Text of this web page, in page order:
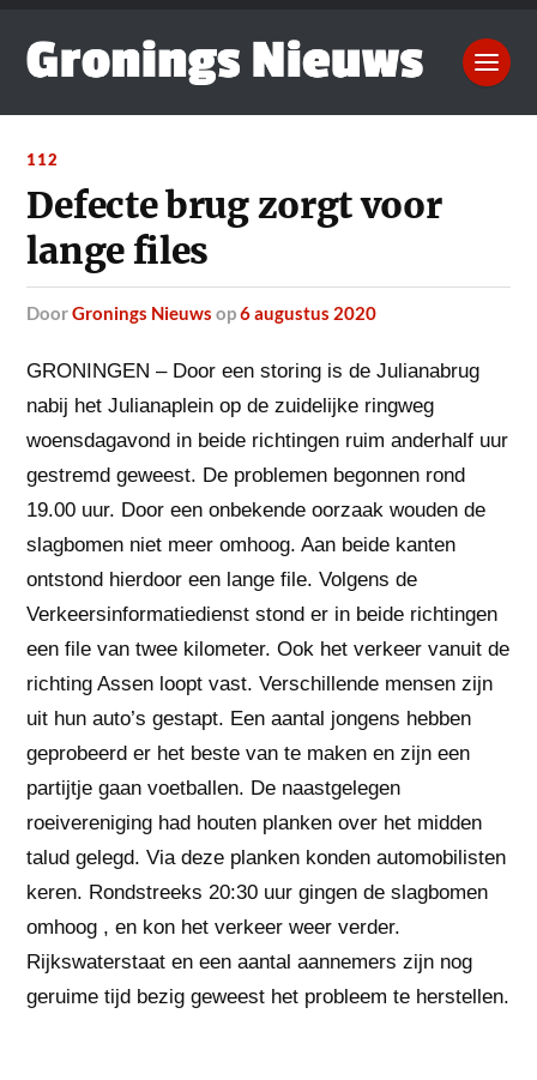
112
Defecte brug zorgt voor
lange files
doorGronings Nieuws op6 augustus 2020
GRONINGEN – Door een storing is de Julianabrug
nabij het Julianaplein op de zuidelijke ringweg
woensdagavond in beide richtingen ruim anderhalf uur
gestremd geweest. De problemen begonnen rond
19.00 uur. Door een onbekende oorzaak wouden de
slagbomen niet meer omhoog. Aan beide kanten
ontstond hierdoor een lange file. Volgens de
Verkeersinformatiedienst stond er in beide richtingen
een file van twee kilometer. Ook het verkeer vanuit de
richting Assen loopt vast. Verschillende mensen zijn
uit hun auto’s gestapt. Een aantal jongens hebben
geprobeerd er het beste van te maken en zijn een
partijtje gaan voetballen. De naastgelegen
roeivereniging had houten planken over het midden
talud gelegd. Via deze planken konden automobilisten
keren. Rondstreeks 20:30 uur gingen de slagbomen
omhoog , en kon het verkeer weer verder.
Rijkswaterstaat en een aantal aannemers zijn nog
geruime tijd bezig geweest het probleem te herstellen.